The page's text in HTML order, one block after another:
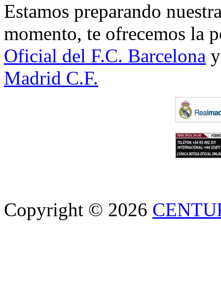
Estamos preparando
momento, te ofrecemos la
Oficial del F.C. Barcelona
Madrid C.F.
Copyright © 2026